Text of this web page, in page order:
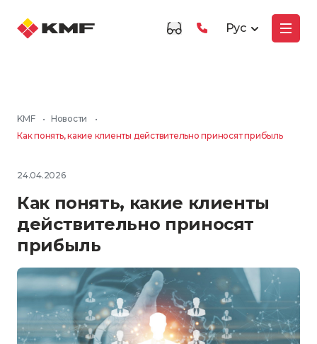
Рус
KMF • Новости
•
Как понять, какие клиенты действительно приносят прибыль
24.04.2026
Как понять, какие клиенты
действительно приносят
прибыль